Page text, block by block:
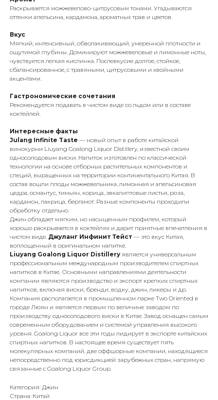
Раскрывается можжевелово-цитрусовым тонами. Угадываются
оттенки апельсина, кардамона, ароматных трав и цветов.
Вкус
Мягкий, интенсивный, обволакивающий, умеренной плотности и
ощутимой глубины. Доминируют можжевеловые и лимонные ноты,
чувствуется легкая кислинка. Послевкусие долгое, стойкое,
сбалансированное, с травяными, цитрусовыми и хвойными
акцентами.
Гастрономические сочетания
Рекомендуется подавать в чистом виде со льдом или в составе
коктейлей.
Интересные факты
Julang Infinite Taste — новый опыт в работе китайской
винокурни Liuyang Goalong Liquor Distillery, известной своим
односолодовым виски. Напиток изготовлен по классической
технологии на основе отборных растительных компонентов и
специй, выращенных на территории континентального Китая. В
состав вошли плоды можжевельника, лимонная и апельсиновая
цедра, османтус, тимьян, корица, эвкалиптовые листья, роза,
кардамон, лакрица, бергамот. Разные компоненты проходили
обработку отдельно.
Джин обладает мягким, но насыщенным профилем, который
хорошо раскрывается в коктейлях и дарит приятные впечатления в
чистом виде. Джуланг Инфинит Тейст — это вкус Китая,
воплощенный в оригинальном напитке.
Liuyang Goalong Liquor Distillery является универсальным
профессиональным международным производителем спиртных
напитков в Китае. Основными направлениями деятельности
компании являются производство и экспорт крепких спиртных
напитков, включая виски, бренди, водку, джин, ликеры и др.
Компания располагается в промышленном парке Two Oriented в
городе Люян и является первым по величине заводом по
производству односолодового виски в Китае. Завод оснащен самым
современным оборудованием и системой управления высокого
уровня. Goalong Liquor все эти годы лидирует в экспорте китайских
спиртных напитков. В настоящее время существует пять
молекулярных компаний, две оффшорные компании, находящиеся
непосредственно под юрисдикцией зарубежных стран, напрямую
связанные с Goalong Liquor Group.
Категория: Джин
Страна: Китай